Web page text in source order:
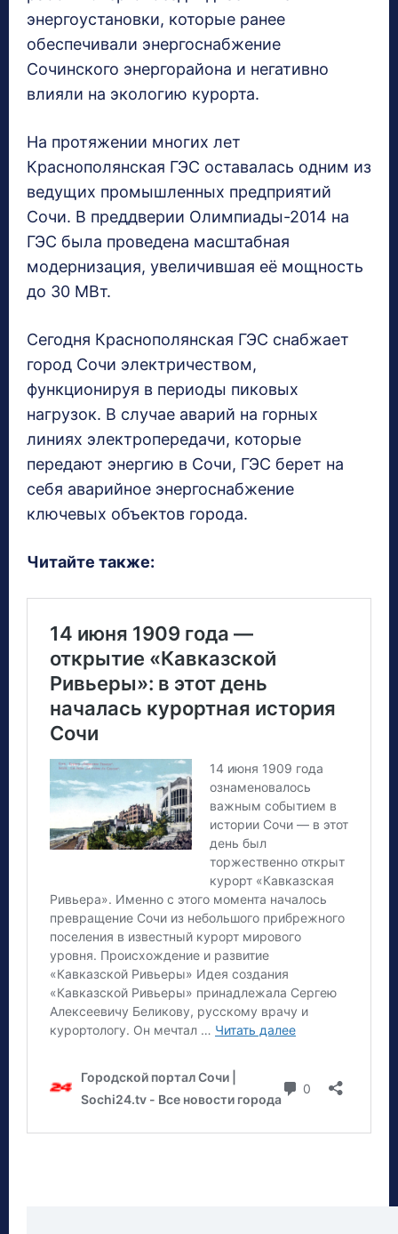
энергоустановки, которые ранее
обеспечивали энергоснабжение
Сочинского энергорайона и негативно
влияли на экологию курорта.
На протяжении многих лет
Краснополянская ГЭС оставалась одним из
ведущих промышленных предприятий
Сочи. В преддверии Олимпиады-2014 на
ГЭС была проведена масштабная
модернизация, увеличившая её мощность
до 30 МВт.
Сегодня Краснополянская ГЭС снабжает
город Сочи электричеством,
функционируя в периоды пиковых
нагрузок. В случае аварий на горных
линиях электропередачи, которые
передают энергию в Сочи, ГЭС берет на
себя аварийное энергоснабжение
ключевых объектов города.
Читайте также: